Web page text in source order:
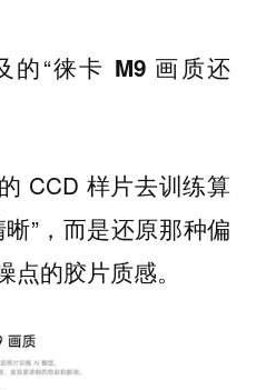
的“徕卡 M9 画质还
CCD 样片去训练算
”，而是还原那种偏
的胶片质感。